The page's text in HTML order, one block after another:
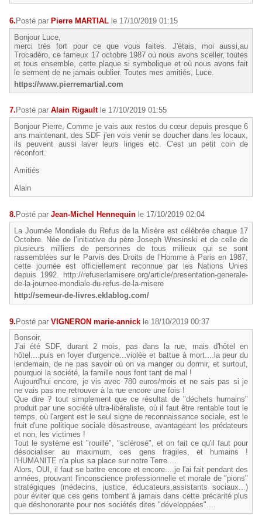
6. Posté par Pierre MARTIAL le 17/10/2019 01:15
Bonjour Luce,
merci très fort pour ce que vous faites. J'étais, moi aussi,au
Trocadéro, ce fameux 17 octobre 1987 où nous avons sceller, toutes
et tous ensemble, cette plaque si symbolique et où nous avons fait
le serment de ne jamais oublier. Toutes mes amitiés, Luce.
https://www.pierremartial.com
7. Posté par Alain Rigault le 17/10/2019 01:55
Bonjour Pierre, Comme je vais aux restos du cœur depuis presque 6
ans maintenant, des SDF j'en vois venir se doucher dans les locaux,
ils peuvent aussi laver leurs linges etc. C'est un petit coin de
réconfort.
Amitiés
Alain
8. Posté par Jean-Michel Hennequin le 17/10/2019 02:04
La Journée Mondiale du Refus de la Misère est célébrée chaque 17
Octobre. Née de l’initiative du père Joseph Wresinski et de celle de
plusieurs milliers de personnes de tous milieux qui se sont
rassemblées sur le Parvis des Droits de l’Homme à Paris en 1987,
cette journée est officiellement reconnue par les Nations Unies
depuis 1992. http://refuserlamisere.org/article/presentation-generale-
de-la-journee-mondiale-du-refus-de-la-misere
http://semeur-de-livres.eklablog.com/
9.Posté par VIGNERON marie-annick le 18/10/2019 00:37
Bonsoir,
J'ai été SDF, durant 2 mois, pas dans la rue, mais d'hôtel en
hôtel....puis en foyer d'urgence...violée et battue à mort....la peur du
lendemain, de ne pas savoir où on va manger ou dormir, et surtout,
pourquoi la société, la famille nous font tant de mal !
Aujourd'hui encore, je vis avec 780 euros/mois et ne sais pas si je
ne vais pas me retrouver à la rue encore une fois !
Que dire ? tout simplement que ce résultat de "déchets humains"
produit par une société ultra-libéraliste, où il faut être rentable tout le
temps, où l'argent est le seul signe de reconnaissance sociale, est le
fruit d'une politique sociale désastreuse, avantageant les prédateurs
et non, les victimes !
Tout le système est "rouillé", "sclérosé", et on fait ce qu'il faut pour
désocialiser au maximum, ces gens fragiles, et humains !
l'HUMANITE n'a plus sa place sur notre Terre....
Alors, OUI, il faut se battre encore et encore....je l'ai fait pendant des
années, prouvant l'inconscience professionnelle et morale de "pions"
stratégiques (médecins, justice, éducateurs,assistants sociaux...)
pour éviter que ces gens tombent à jamais dans cette précarité plus
que déshonorante pour nos sociétés dites "développées"....